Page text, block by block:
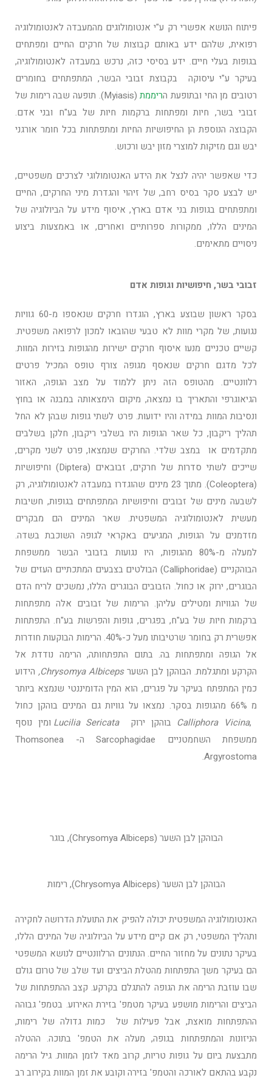
פיתוח הנושא אפשרי רק ע"י אנטומולוגים מהמעבדה לאנטומולוגיה
רפואית, שלהם ידע באותם קבוצות של חרקים החיים ומפתחים
בגופות בעלי חיים. ידע בסיסי כזה, נרכש במעבדה לאנטומולוגיה,
בעיקר ע"י עיסוקה בקבוצת זבובי הבשר, המתפתחים בחומרים
רטובים מן החי ובתופעת הריממת
(myiasis). תופעה שבה רימות של
זבובי בשר, חיות ומפתחות ברקמות חיות של בע"ח ובני אדם.
הקבוצה הנוספת הן החיפושיות החיות ומתפתחות בכל חומר אורגני
יבש וגם מזיקות למוצרי מזון יבש ורכוש.
כדי שאפשר יהיה לנצל את הידע האנטומולוגי לצרכים משפטיים,
יש לבצע סקר בסיס רחב, של זיהוי והגדרת מיני החרקים, החיים
ומתפתחים בגופות בני אדם בארץ, איסוף מידע על הביולוגיה של
המינים הללו, ממקורות ספרותיים ואחרים, או באמצעות ביצוע
ניסויים מתאימים.
זבובי בשר, חיפושיות וגופות אדם
בסקר ראשון שבוצע בארץ, הוגדרו חרקים שנאספו מ-60 גוויות
נגועות, של מקרי מוות לא טבעי שהובאו למכון לרפואה משפטית.
קשיים טכניים מנעו איסוף חרקים ישירות מהגופות בזירות המוות.
לכל מדגם חרקים שנאסף מגופה צורף טופס המכיל פרטים
רלוונטיים. מהטופס הזה ניתן ללמוד על מצב הגופה, האזור
הגיאוגרפי והתאריך בו נמצאה, מיקום הימצאותה במבנה או בחוץ
ונסיבות המוות במידה והיו ידועות. פרט לשתי גופות שבהן לא החל
תהליך ריקבון, כל שאר הגופות היו בשלבי ריקבון, חלקן בשלבים
מתקדמים או במצב שלדי. החרקים שנמצאו, פרט לשני מקרים,
שייכים לשתי סדרות של חרקים, זבובאים (Diptera) וחיפושיות
(Coleoptera). מתוך 23 מינים שהוגדרו במעבדה לאנטומולוגיה, רק
לשבעה מינים של זבובים וחיפושיות המתפתחים בגופות, חשיבות
מעשית לאנטומולוגיה המשפטית. שאר המינים הם מבקרים
מזדמנים על הגופות, המגיעים באקראי לגופה השוכבת בשדה.
למעלה מ-80% מהגופות, היו נגועות בזבובי הבשר ממשפחת
הבוהקניים (Calliphoridae) הבולטים בצבעים המתכתיים העזים של
הבוגרים, ירוק או כחול. הזבובים הבוגרים הללו, נמשכים לריח הדם
של הגוויות ומטילים עליהן. הרימות של זבובים אלה מתפתחות
ברקמות חיות של בע"ח, בפגרים, גופות והפרשות בע"ח. התפתחות
אפשרית רק בחומר שרטיבותו מעל כ-40%. הרימות הבוקעות חודרות
אל הגופה ומתפתחות בה. בתום התפתחותה, הרימה נודדת אל
הקרקע ומתגלמת. הבוהקן לבן השערChrysomya Albiceps, הידוע
כמין המתפתח בעיקר על פגרים, הוא המין הדומיננטי שנמצא ביותר
מ 66% מהגופות בסקר. נמצאו על גוויות גם המינים בוהקן כחול
,
Calliphora Vicina בוהקן ירוקLucilia Sericata ומין נוסף
ממשפחת השחמטניים Sarcophagidae ה- Thomsonea
Argyrostoma.
הבוהקן לבן השער (Chrysomya Albiceps), בוגר
הבוהקן לבן השער (Chrysomya Albiceps), רימות
האנטומולוגיה המשפטית יכולה להפיק את התועלת הדרושה לחקירה
ותהליך המשפטי, רק אם קיים מידע על הביולוגיה של המינים הללו,
בעיקר נתונים על מחזור החיים. הנתונים הרלוונטיים לנושא המשפטי
הם בעיקר משך התפתחות מהטלת הביצים ועד שלב של טרום גולם
שבו עוזבת הרימה את הגופה להתגלם בקרקע. קצב ההתפתחות של
הביצים והרימות מושפע בעיקר מטמפ' בזירת האירוע. בטמפ' גבוהה
ההתפתחות מואצת, אבל פעילות של כמות גדולה של רימות,
הניזונות והמתפתחות בגופה, מעלה את הטמפ' בתוכה. ההטלה
מתבצעת ביום על גופות טריות, קרוב מאד לזמן המוות. גיל הרימה
נקבע בהתאם לאורכה והטמפ' בזירה וקובע את זמן המוות בקירוב רב